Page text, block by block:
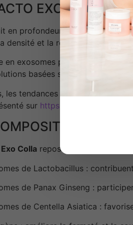
EXO COLLA
en profondeur pour soutenir les
densité et la résistance de la
en exosomes permet une
basées sur cette
les tendances internationales
sur https://www.allure.com
Colla repose sur une
de Lactobacillus :
de Panax Ginseng :
de Centella Asiatica :